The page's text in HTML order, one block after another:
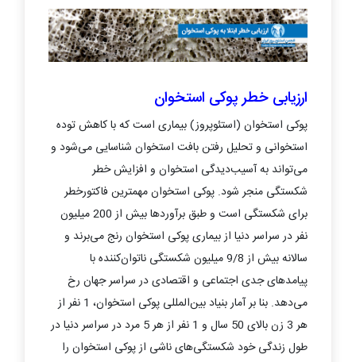
ارزیابی خطر پوکی استخوان
پوکی استخوان (استئوپروز) بیماری است که با کاهش توده
استخوانی و تحلیل رفتن بافت استخوان شناسایی می‌شود و
می‌تواند به آسیب‌دیدگی استخوان و افزایش خطر
شکستگی منجر شود. پوکی استخوان مهمترین فاکتورخطر
برای شکستگی است و طبق برآوردها بیش از 200 میلیون
نفر در سراسر دنیا از بیماری پوکی استخوان رنج می‌برند و
سالانه بیش از 9/8 میلیون شکستگی ناتوان‌کننده با
پیامدهای جدی اجتماعی و اقتصادی در سراسر جهان رخ
می‌دهد. بنا بر آمار بنیاد بین‌المللی پوکی استخوان، 1 نفر از
هر 3 زن بالای 50 سال و 1 نفر از هر 5 مرد در سراسر دنیا در
طول زندگی خود شکستگی‌های ناشی از پوکی استخوان را